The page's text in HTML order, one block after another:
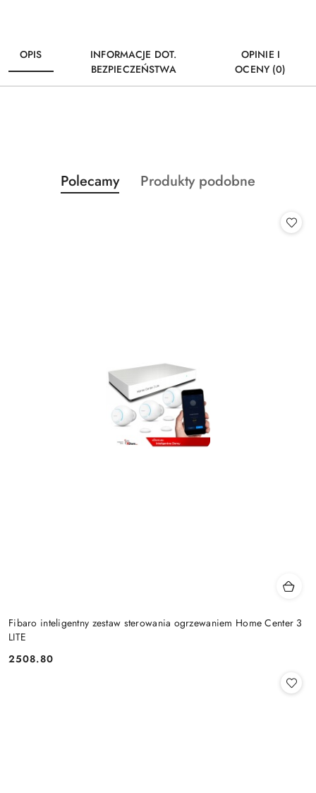
OPIS
INFORMACJE DOT.
BEZPIECZEŃSTWA
OPINIE I
OCENY (0)
Pomiń karuzelę produktów
Produkty
o
Polecamy
Produkty
Produkty podobne
Fibaro inteligentny zestaw sterowania ogrzewaniem Home Center 3
LITE
Cena:
2508.80